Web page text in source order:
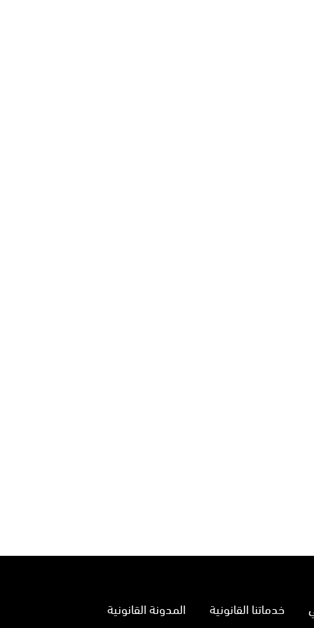
خدماتنا القانونية
المدونة القانونية